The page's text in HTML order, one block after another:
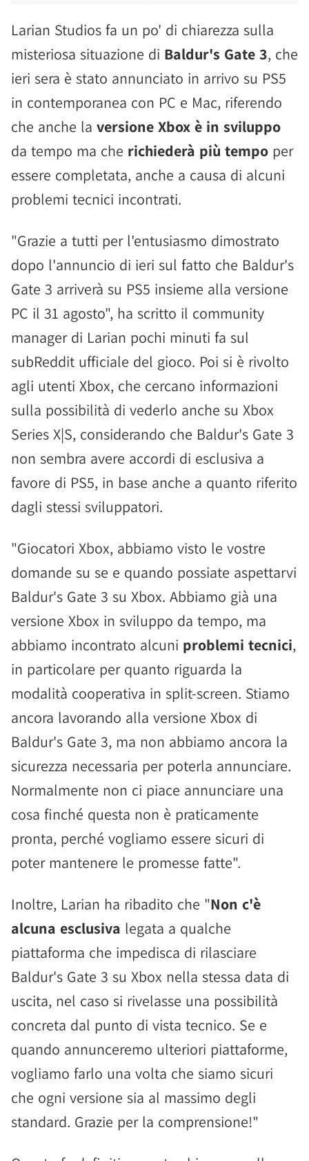
Larian Studios fa un po' di chiarezza sulla
misteriosa situazione di Baldur's Gate 3, che
ieri sera è stato annunciato in arrivo su PS5
in contemporanea con PC e Mac, riferendo
che anche la versione Xbox è in sviluppo
da tempo ma che richiederà più tempo per
essere completata, anche a causa di alcuni
problemi tecnici incontrati.
"Grazie a tutti per l'entusiasmo dimostrato
dopo l'annuncio di ieri sul fatto che Baldur's
Gate 3 arriverà su PS5 insieme alla versione
PC il 31 agosto", ha scritto il community
manager di Larian pochi minuti fa sul
subReddit ufficiale del gioco. Poi si è rivolto
agli utenti Xbox, che cercano informazioni
sulla possibilità di vederlo anche su Xbox
Series X|S, considerando che Baldur's Gate 3
non sembra avere accordi di esclusiva a
favore di PS5, in base anche a quanto riferito
dagli stessi sviluppatori.
"Giocatori Xbox, abbiamo visto le vostre
domande su se e quando possiate aspettarvi
Baldur's Gate 3 su Xbox. Abbiamo già una
versione Xbox in sviluppo da tempo, ma
abbiamo incontrato alcuni problemi tecnici,
in particolare per quanto riguarda la
modalità cooperativa in split-screen. Stiamo
ancora lavorando alla versione Xbox di
Baldur's Gate 3, ma non abbiamo ancora la
sicurezza necessaria per poterla annunciare.
Normalmente non ci piace annunciare una
cosa finché questa non è praticamente
pronta, perché vogliamo essere sicuri di
poter mantenere le promesse fatte".
Inoltre, Larian ha ribadito che "Non c'è
alcuna esclusiva legata a qualche
piattaforma che impedisca di rilasciare
Baldur's Gate 3 su Xbox nella stessa data di
uscita, nel caso si rivelasse una possibilità
concreta dal punto di vista tecnico. Se e
quando annunceremo ulteriori piattaforme,
vogliamo farlo una volta che siamo sicuri
che ogni versione sia al massimo degli
standard. Grazie per la comprensione!"